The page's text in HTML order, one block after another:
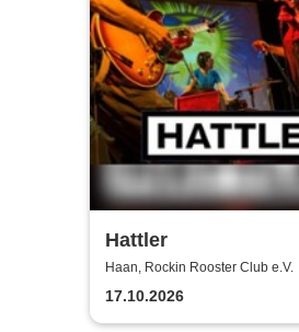
Hattler
Haan, Rockin Rooster Club e.V.
17.10.2026